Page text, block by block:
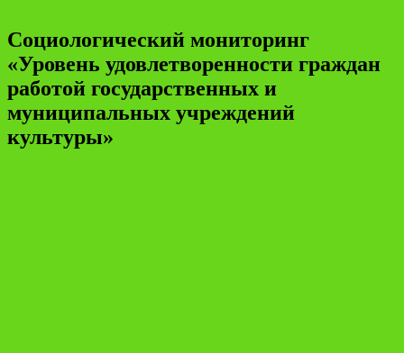
Социологический мониторинг
«Уровень удовлетворенности граждан
работой государственных и
муниципальных учреждений
культуры»